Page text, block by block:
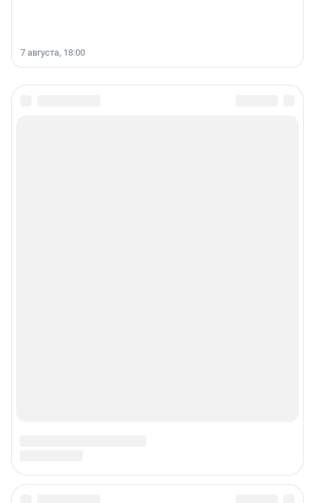
7 августа, 18:00